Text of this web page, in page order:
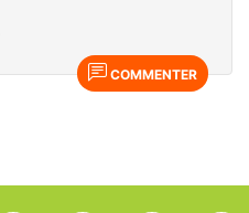
COMMENTER